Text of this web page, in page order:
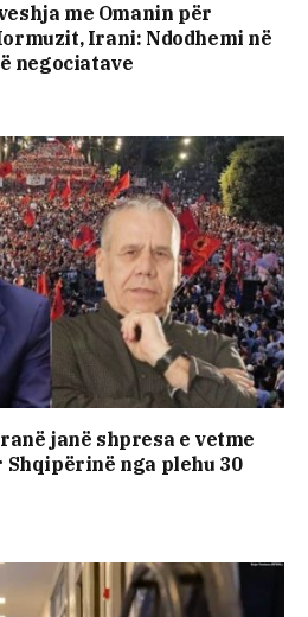
me Omanin për
Irani: Ndodhemi në
negociatave
janë shpresa e vetme
nga plehu 30